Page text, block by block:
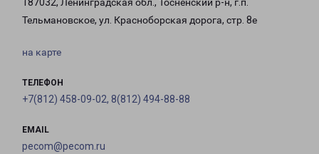
187032, Ленинградская обл., Тосненский р-н, г.п.
Тельмановское, ул. Красноборская дорога, стр. 8е
на карте
ТЕЛЕФОН
+7(812) 458-09-02, 8(812) 494-88-88
EMAIL
pecom@pecom.ru